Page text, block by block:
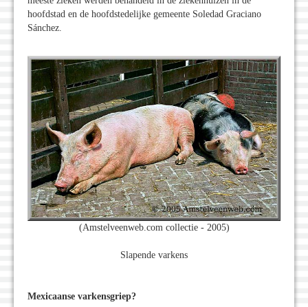
hoofdstad en de hoofdstedelijke gemeente Soledad Graciano
Sánchez.
(Amstelveenweb.com collectie - 2005)
Slapende varkens
Mexicaanse varkensgriep?